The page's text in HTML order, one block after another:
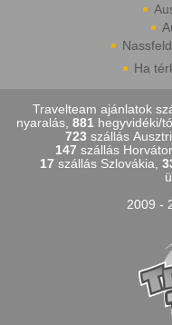
Ha
Travelteam ajánlatok
nyaralás, 881 hegyvidéki/
723 szállás
147 szállás
17 szállás Szlovákia,
2009 -